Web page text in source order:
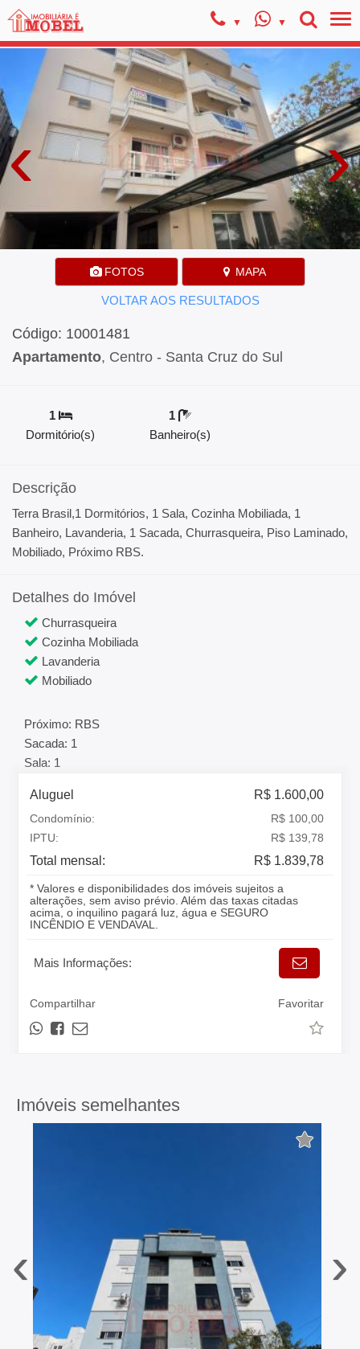
‹ ›
FOTOS MAPA
VOLTAR AOS RESULTADOS
Código: 10001481
Apartamento, Centro - Santa Cruz do Sul
1
Dormitório(s)
1
Banheiro(s)
Descrição
Terra Brasil,1 Dormitórios, 1 Sala, Cozinha Mobiliada, 1
Banheiro, Lavanderia, 1 Sacada, Churrasqueira, Piso Laminado,
Mobiliado, Próximo RBS.
Detalhes do Imóvel
Churrasqueira
Cozinha Mobiliada
Lavanderia
Mobiliado
Próximo: RBS
Sacada: 1
Sala: 1
Aluguel R$ 1.600,00
Condomínio:
R$ 100,00
IPTU:
R$ 139,78
Total mensal: R$ 1.839,78
* Valores e disponibilidades dos imóveis sujeitos a
alterações, sem aviso prévio. Além das taxas citadas
acima, o inquilino pagará luz, água e SEGURO
INCÊNDIO E VENDAVAL.
Mais Informações:
Compartilhar Favoritar
Imóveis semelhantes
‹ ›